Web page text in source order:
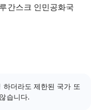
간스크 인민공화국
더라도 제한된 국가 또
습니다.